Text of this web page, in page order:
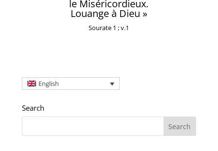
le Miséricordieux.
Louange à Dieu »
Sourate 1 ; v.1
English
Search